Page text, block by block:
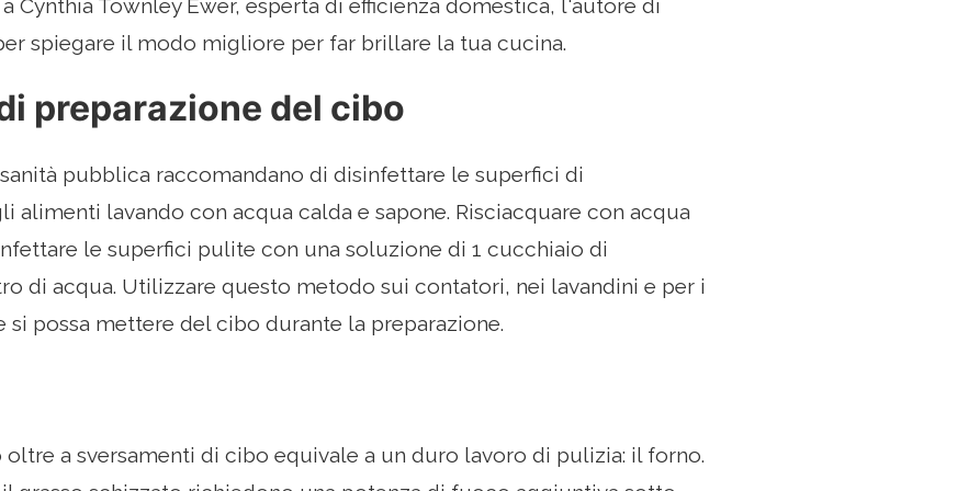
Cynthia Townley Ewer, esperta di efficienza domestica, l'autore di
spiegare il modo migliore per far brillare la tua cucina.
preparazione del cibo
pubblica raccomandano di disinfettare le superfici di
alimenti lavando con acqua calda e sapone. Risciacquare con acqua
le superfici pulite con una soluzione di 1 cucchiaio di
di acqua. Utilizzare questo metodo sui contatori, nei lavandini e per i
si possa mettere del cibo durante la preparazione.
oltre a sversamenti di cibo equivale a un duro lavoro di pulizia: il forno.